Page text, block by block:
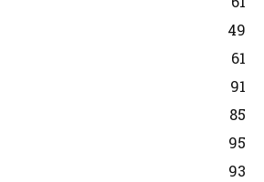
49
61
91
85
95
93